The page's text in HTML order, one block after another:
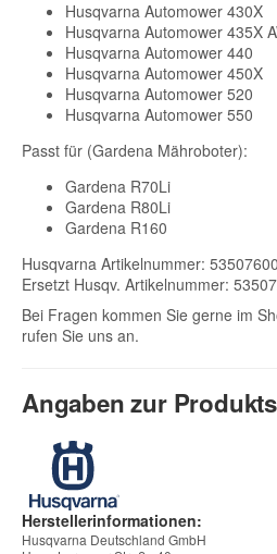
Husqvarna Automower 430X
Husqvarna Automower 435X
Husqvarna Automower 440
Husqvarna Automower 450X
Husqvarna Automower 520
Husqvarna Automower 550
Passt für (Gardena Mähroboter):
Gardena R70Li
Gardena R80Li
Gardena R160
Husqvarna Artikelnummer:
Ersetzt Husqv. Artikelnummer:
Bei Fragen kommen Sie gerne im
rufen Sie uns an.
Angaben zur
Herstellerinformationen:
Husqvarna Deutschland GmbH